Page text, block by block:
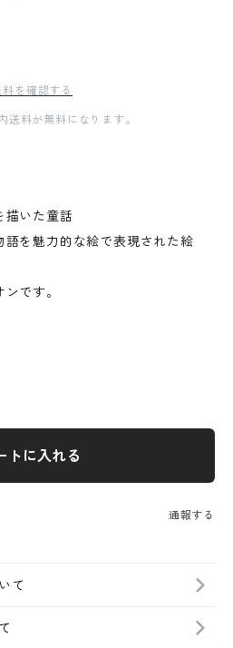
料を確認する
料が無料になります。
描いた童話
語を魅力的な絵で表現された絵
です。
トに入れる
通報する
て